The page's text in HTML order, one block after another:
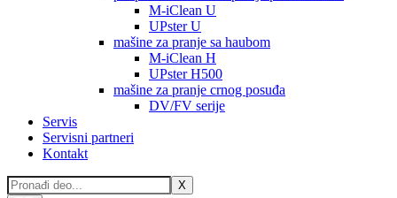
M-iClean U
UPster U
mašine za pranje sa haubom
M-iClean H
UPster H500
mašine za pranje crnog posuđa
DV/FV serije
Servis
Servisni partneri
Kontakt
X